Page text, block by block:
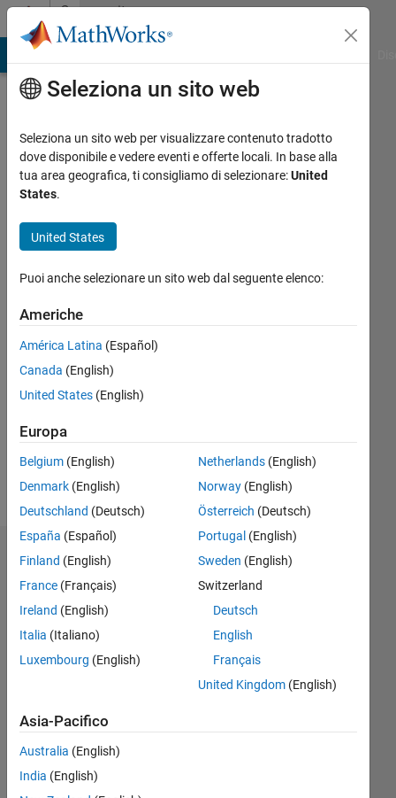
Vai al contenutoCommunity
Profile
Iccu
OUMOUACHA
Last
circa 6
Attivo
Followers:
Follow
Dashboard
M…
CONTRIBUTI L
1
Seleziona un sito web
Seleziona un sito web per visualizzare contenuto tradotto
dove disponibile e vedere eventi e offerte locali. In base alla
tua area geografica, ti consigliamo di selezionare:United
States.
United States
Puoi anche selezionare un sito web dal seguente elenco:
Americhe
América Latina (Español)
Canada (English)
United States (English)
Europa
Belgium (English)
Denmark (English)
Deutschland (Deutsch)
España (Español)
Finland (English)
France (Français)
Ireland (English)
Italia (Italiano)
Luxembourg (English)
Netherlands(English)
Norway(English)
Österreich (Deutsch)
Portugal (English)
Sweden (English)
Switzerland
Deutsch
English
Français
United Kingdom(English)
Asia-Pacifico
Australia (English)
India (English)